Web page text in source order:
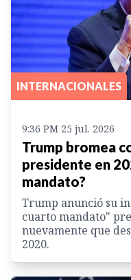
INTERNACIONALES
9:36 PM 25 jul. 2026
Trump bromea
presidente en
mandato?
Trump anunció su
cuarto mandato"
nuevamente que
2020.